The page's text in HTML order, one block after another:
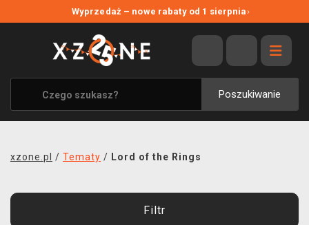
Wyprzedaż – nowe rabaty od 1 sierpnia›
Poszukiwanie
WYPRZEDAŻ
WSZYSTKIE MARKI
XZONE ORIGINALS
UBRANIA I AKCESORIA
xzone.pl / Tematy / Lord of the Rings
Filtr